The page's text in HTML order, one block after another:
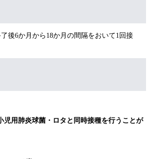
後6か月から18か月の間隔をおいて1回接
児用肺炎球菌・ロタと同時接種を行うことが